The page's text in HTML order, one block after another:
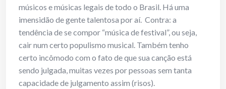
músicos e músicas legais de todo o Brasil. Há uma
imensidão de gente talentosa por aí. Contra: a
tendência de se compor “música de festival”, ou seja,
cair num certo populismo musical. Também tenho
certo incômodo com o fato de que sua canção está
sendo julgada, muitas vezes por pessoas sem tanta
capacidade de julgamento assim (risos).